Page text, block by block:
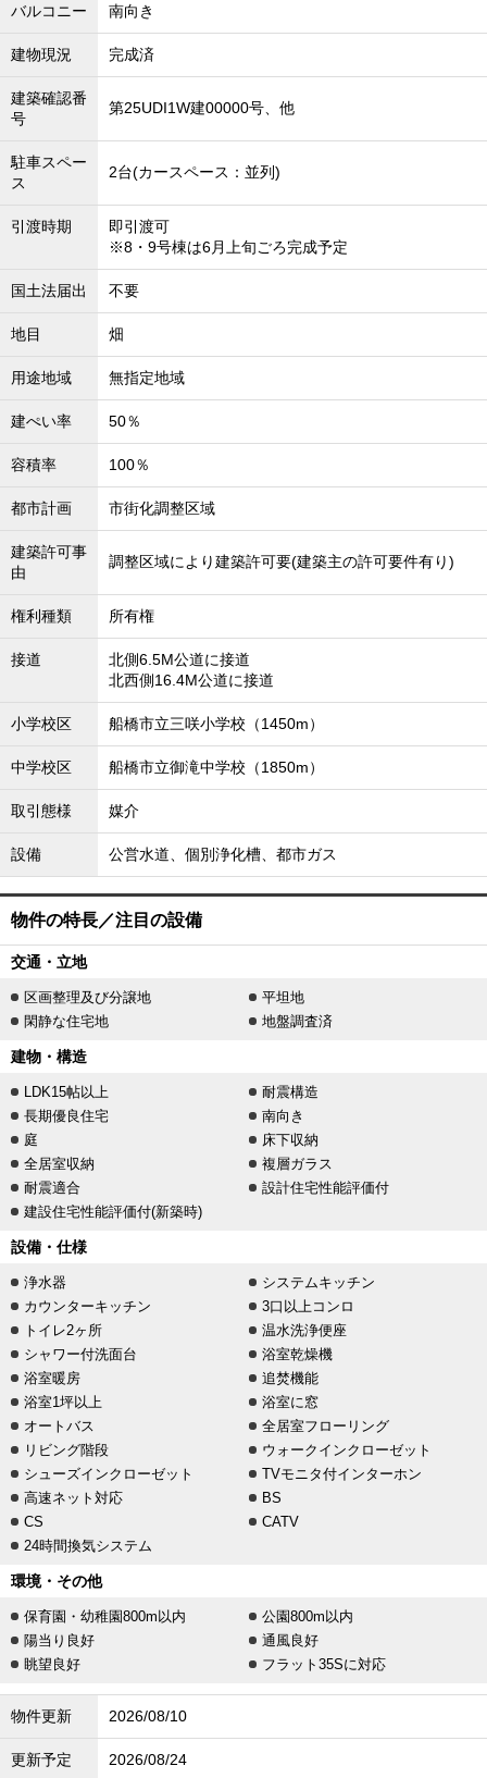
バルコニー 南向き
建物現況 完成済
建築確認番
号
第25UDI1W建00000号、他
駐車スペー
ス
2台(カースペース：並列)
引渡時期
即引渡可
※8・9号棟は6月上旬ごろ完成予定
国土法届出 不要
地目 畑
用途地域 無指定地域
建ぺい率 50％
容積率 100％
都市計画 市街化調整区域
建築許可事
由
調整区域により建築許可要(建築主の許可要件有り)
権利種類 所有権
接道
北側6.5M公道に接道
北西側16.4M公道に接道
小学校区 船橋市立三咲小学校（1450m）
中学校区 船橋市立御滝中学校（1850m）
取引態様 媒介
設備 公営水道、個別浄化槽、都市ガス
物件の特長／注目の設備
交通・立地
区画整理及び分譲地
平坦地
閑静な住宅地
地盤調査済
建物・構造
LDK15帖以上
耐震構造
長期優良住宅
南向き
庭
床下収納
全居室収納
複層ガラス
耐震適合
設計住宅性能評価付
建設住宅性能評価付(新築時)
設備・仕様
浄水器
システムキッチン
カウンターキッチン
3口以上コンロ
トイレ2ヶ所
温水洗浄便座
シャワー付洗面台
浴室乾燥機
浴室暖房
追焚機能
浴室1坪以上
浴室に窓
オートバス
全居室フローリング
リビング階段
ウォークインクローゼット
シューズインクローゼット
TVモニタ付インターホン
高速ネット対応
BS
CS
CATV
24時間換気システム
環境・その他
保育園・幼稚園800m以内
公園800m以内
陽当り良好
通風良好
眺望良好
フラット35Sに対応
物件更新 2026/08/10
更新予定 2026/08/24